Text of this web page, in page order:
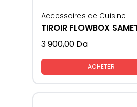
Accessoires de Cuisine
TIROIR FLOWBOX
3 900,00 Da
ACHETER